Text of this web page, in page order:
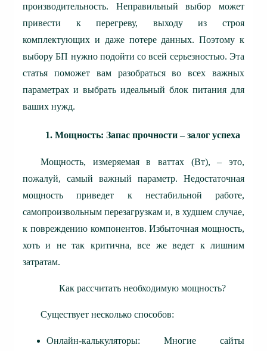
производительность. Неправильный выбор может
привести к перегреву, выходу из строя
комплектующих и даже потере данных. Поэтому к
выбору БП нужно подойти со всей серьезностью. Эта
статья поможет вам разобраться во всех важных
параметрах и выбрать идеальный блок питания для
ваших нужд.
1. Мощность: Запас прочности – залог успеха
Мощность, измеряемая в ваттах (Вт), – это,
пожалуй, самый важный параметр. Недостаточная
мощность приведет к нестабильной работе,
самопроизвольным перезагрузкам и, в худшем случае,
к повреждению компонентов. Избыточная мощность,
хоть и не так критична, все же ведет к лишним
затратам.
Как рассчитать необходимую мощность?
Существует несколько способов:
Онлайн-калькуляторы: Многие сайты